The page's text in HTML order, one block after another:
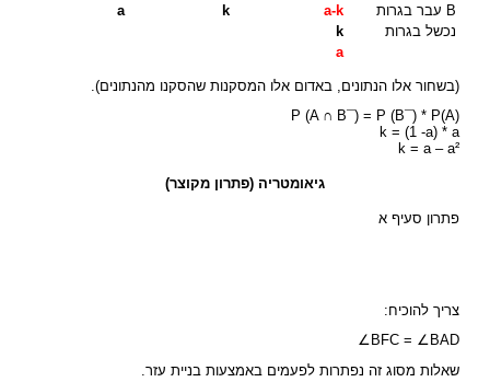
B עבר בגרות
a-k
k
a
נכשל בגרות
k
a
(בשחור אלו הנתונים, באדום אלו המסקנות שהסקנו מהנתונים).
(P (A ∩ B¯) = P (B¯) * P(A
k = (1 -a) * a
k = a – a²
גיאומטריה (פתרון מקוצר)
פתרון סעיף א
צריך להוכיח:
∠BFC = ∠BAD
שאלות מסוג זה נפתרות לפעמים באמצעות בניית עזר.